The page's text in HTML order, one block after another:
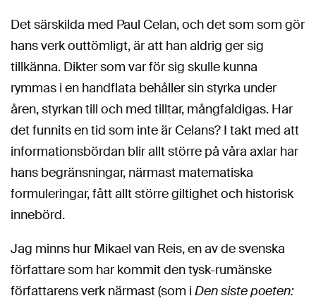
Det särskilda med Paul Celan, och det som som gör
hans verk outtömligt, är att han aldrig ger sig
tillkänna. Dikter som var för sig skulle kunna
rymmas i en handflata behåller sin styrka under
åren, styrkan till och med tilltar, mångfaldigas. Har
det funnits en tid som inte är Celans? I takt med att
informationsbördan blir allt större på våra axlar har
hans begränsningar, närmast matematiska
formuleringar, fått allt större giltighet och historisk
innebörd.
Jag minns hur Mikael van Reis, en av de svenska
författare som har kommit den tysk-rumänske
författarens verk närmast (som i Den siste poeten: